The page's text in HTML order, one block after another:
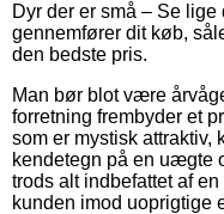
Dyr der er små – Se
gennemfører dit køb,
den bedste pris.
Man bør blot være
forretning frembyder et
som er mystisk
kendetegn på en uægte
trods alt indbefattet af
kunden imod uoprigtige